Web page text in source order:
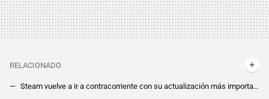
RELACIONADO
Steam vuelve a ir a contracorriente con su actualización más importante en un año. Para Valve, la industria no da la prioridad que se merecen a las demos